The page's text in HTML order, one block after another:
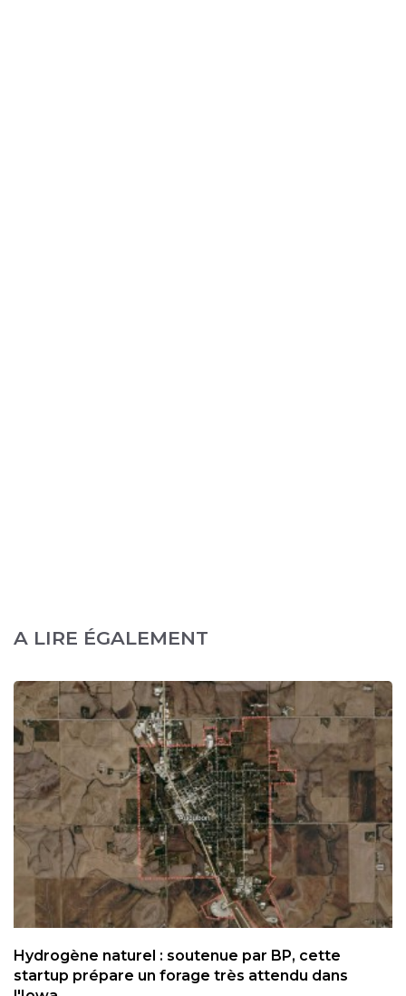
A LIRE ÉGALEMENT
Hydrogène naturel : soutenue par BP, cette
startup prépare un forage très attendu dans